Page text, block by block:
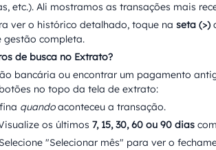
etc.). Ali mostramos as transações mais
ver o histórico detalhado, toque na seta (>)
gestão completa.
de busca no Extrato?
bancária ou encontrar um pagamento
no topo da tela de extrato:
quando aconteceu a transação.
os últimos 7, 15, 30, 60 ou 90 dias
Selecione "Selecionar mês" para ver o